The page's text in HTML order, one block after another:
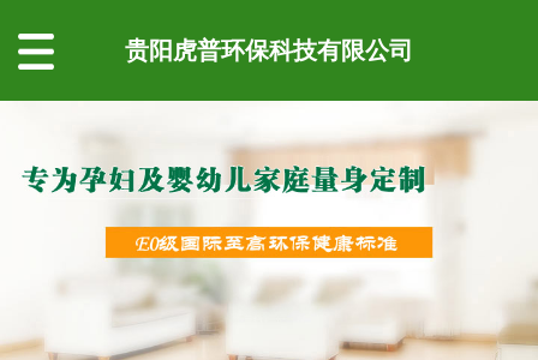
贵阳虎普环保科技有限公司